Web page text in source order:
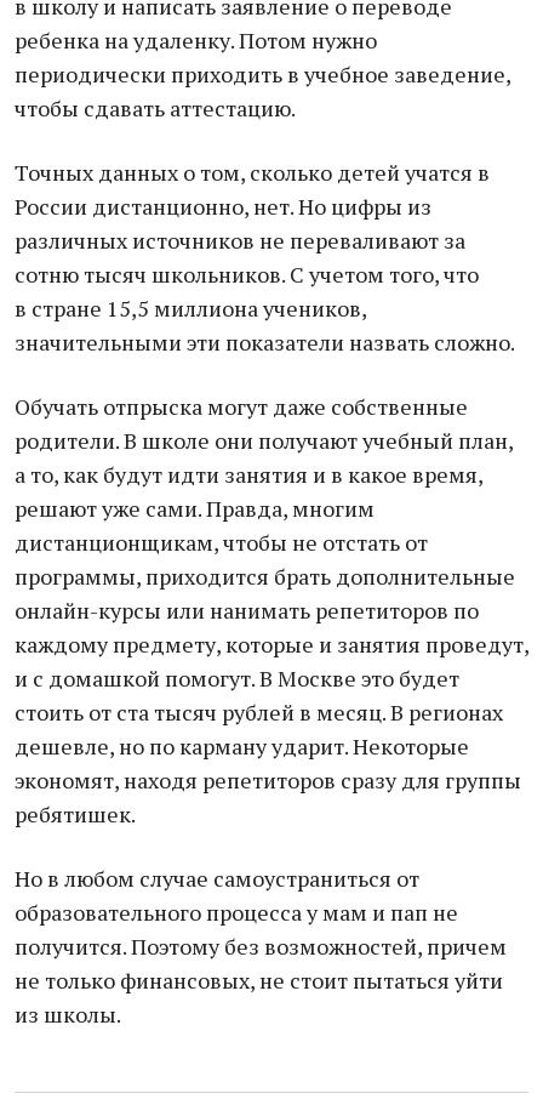
в школу и написать заявление о переводе
ребенка на удаленку. Потом нужно
периодически приходить в учебное заведение,
чтобы сдавать аттестацию.
Точных данных о том, сколько детей учатся в
России дистанционно, нет. Но цифры из
различных источников не переваливают за
сотню тысяч школьников. С учетом того, что
в стране 15,5 миллиона учеников,
значительными эти показатели назвать сложно.
Обучать отпрыска могут даже собственные
родители. В школе они получают учебный план,
а то, как будут идти занятия и в какое время,
решают уже сами. Правда, многим
дистанционщикам, чтобы не отстать от
программы, приходится брать дополнительные
онлайн-курсы или нанимать репетиторов по
каждому предмету, которые и занятия проведут,
и с домашкой помогут. В Москве это будет
стоить от ста тысяч рублей в месяц. В регионах
дешевле, но по карману ударит. Некоторые
экономят, находя репетиторов сразу для группы
ребятишек.
Но в любом случае самоустраниться от
образовательного процесса у мам и пап не
получится. Поэтому без возможностей, причем
не только финансовых, не стоит пытаться уйти
из школы.